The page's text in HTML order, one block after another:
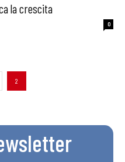
la crescita
0
2